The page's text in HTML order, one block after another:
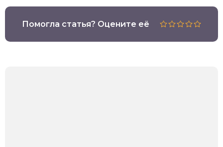
Помогла статья? Оцените её